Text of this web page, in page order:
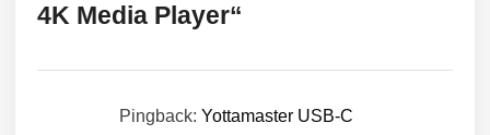
4K Media Player“
Pingback: Yottamaster USB-C